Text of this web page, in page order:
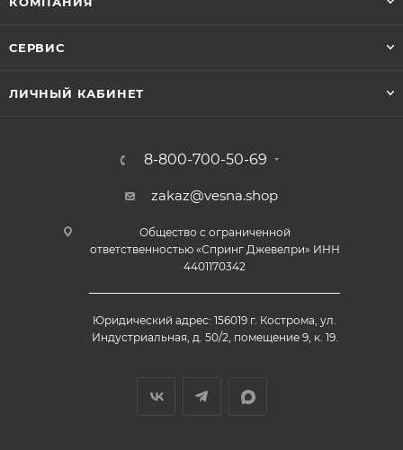
СЕРВИС
ЛИЧНЫЙ КАБИНЕТ
8-800-700-50-69
zakaz@vesna.shop
Общество с ограниченной
ответственностью «Спринг Джевелри» ИНН
4401170342
Юридический адрес: 156019 г. Кострома, ул.
Индустриальная, д. 50/2, помещение 9, к. 19.